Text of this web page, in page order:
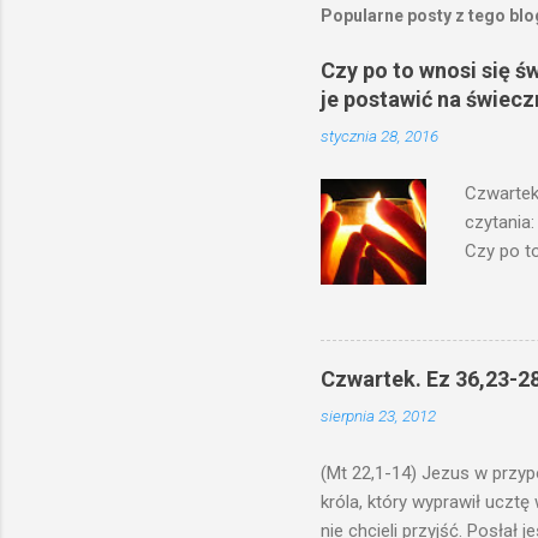
Popularne posty z tego
Czy po to wnosi się
je postawić na
stycznia 28, 2016
czytania:
Czy po
niechaj
ma. W
by je
Czwartek. Ez 36,23-
sierpnia 23, 2012
(Mt 22,1-14) Jezus w
króla, który wyprawił ucztę
nie chcieli przyjść. Posłał